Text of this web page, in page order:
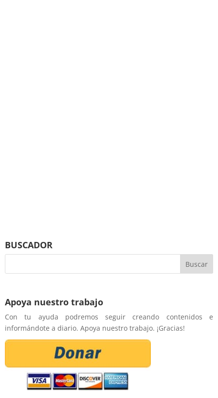
BUSCADOR
Apoya nuestro trabajo
Con tu ayuda podremos seguir creando contenidos e
informándote a diario. Apoya nuestro trabajo. ¡Gracias!